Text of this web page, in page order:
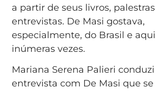
a partir de seus livros,
entrevistas. De Masi gostava,
especialmente, do Brasil e
inúmeras vezes.
Mariana Serena Palieri
entrevista com De Masi que